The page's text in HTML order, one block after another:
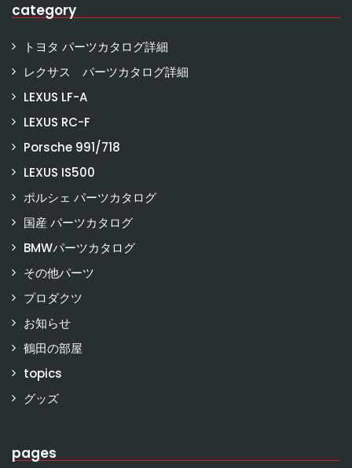
category
トヨタ パーツカタログ詳細
レクサス パーツカタログ詳細
LEXUS LF-A
LEXUS RC-F
Porsche 991/718
LEXUS IS500
ポルシェ パーツカタログ
国産 パーツカタログ
BMWパーツカタログ
その他パーツ
プロダクツ
お知らせ
鶴田の部屋
topics
グッズ
pages